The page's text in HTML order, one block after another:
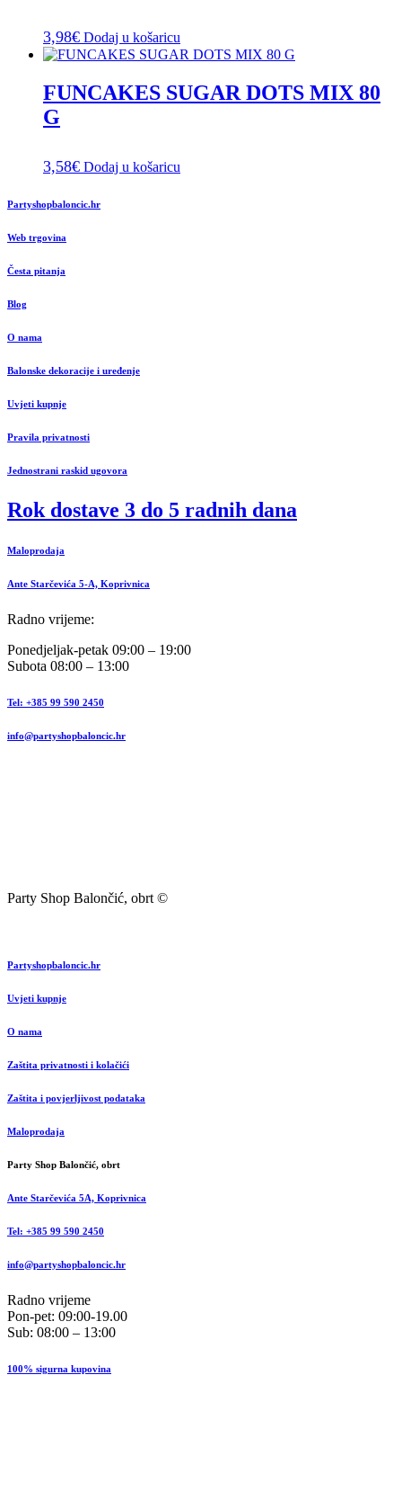
3,98€ Dodaj u košaricu
FUNCAKES SUGAR DOTS MIX 80
G
3,58€ Dodaj u košaricu
Partyshopbaloncic.hr
Web trgovina
Česta pitanja
Blog
O nama
Balonske dekoracije i uređenje
Uvjeti kupnje
Pravila privatnosti
Jednostrani raskid ugovora
Rok dostave 3 do 5 radnih dana
Maloprodaja
Ante Starčevića 5-A, Koprivnica
Radno vrijeme:
Ponedjeljak-petak 09:00 – 19:00
Subota 08:00 – 13:00
Tel: +385 99 590 2450
info@partyshopbaloncic.hr
Party Shop Balončić, obrt ©
Partyshopbaloncic.hr
Uvjeti kupnje
O nama
Zaštita privatnosti i kolačići
Zaštita i povjerljivost podataka
Maloprodaja
Party Shop Balončić, obrt
Ante Starčevića 5A, Koprivnica
Tel: +385 99 590 2450
info@partyshopbaloncic.hr
Radno vrijeme
Pon-pet: 09:00-19.00
Sub: 08:00 – 13:00
100% sigurna kupovina